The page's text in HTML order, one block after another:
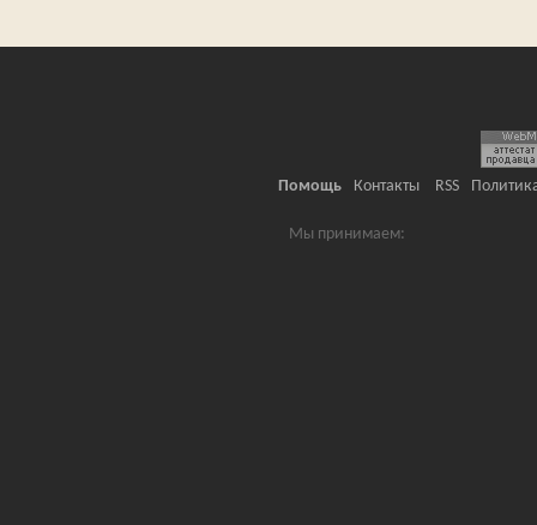
Помощь Контакты RSS
Мы принимаем: